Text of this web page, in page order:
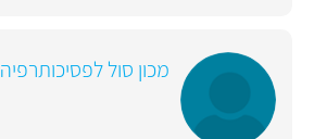
מכון סול לפסיכותרפיה